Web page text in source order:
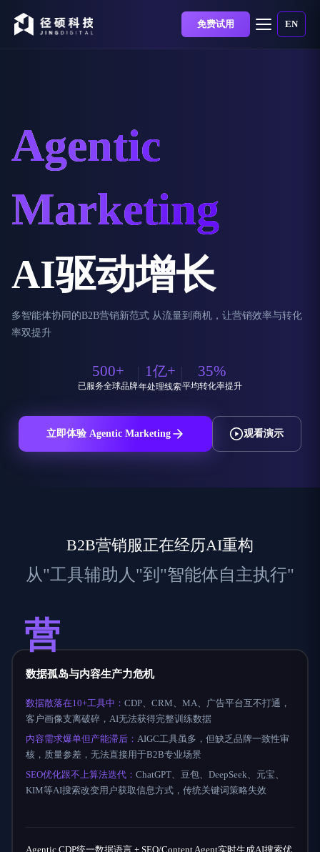
免费试用 EN
Agentic
Marketing
AI驱动增长
多智能体协同的B2B营销新范式 从流量到商机，让营销效率与转化
率双提升
500+
已服务全球品牌
1亿+
年处理线索
35%
平均转化率提升
立即体验 Agentic Marketing 观看演示
B2B营销服正在经历AI重构
从"工具辅助人"到"智能体自主执行"
营
数据孤岛与内容生产力危机
数据散落在10+工具中： CDP、CRM、MA、广告平台互不打通，
客户画像支离破碎，AI无法获得完整训练数据
内容需求爆单但产能滞后： AIGC工具虽多，但缺乏品牌一致性审
核，质量参差，无法直接用于B2B专业场景
SEO优化跟不上算法迭代： ChatGPT、豆包、DeepSeek、元宝、
KIM等AI搜索改变用户获取信息方式，传统关键词策略失效
Agentic CDP统一数据语言 + SEO/Content Agent实时生成AI搜索优